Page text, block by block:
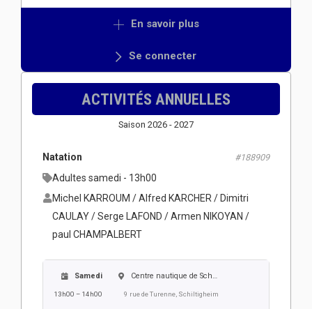
En savoir plus
Se connecter
ACTIVITÉS ANNUELLES
Saison 2026 - 2027
Natation #188909
Adultes samedi - 13h00
Michel KARROUM / Alfred KARCHER / Dimitri
CAULAY / Serge LAFOND / Armen NIKOYAN /
paul CHAMPALBERT
Samedi
13h00 – 14h00
Centre nautique de Schiltigheim
9 rue de Turenne, Schiltigheim